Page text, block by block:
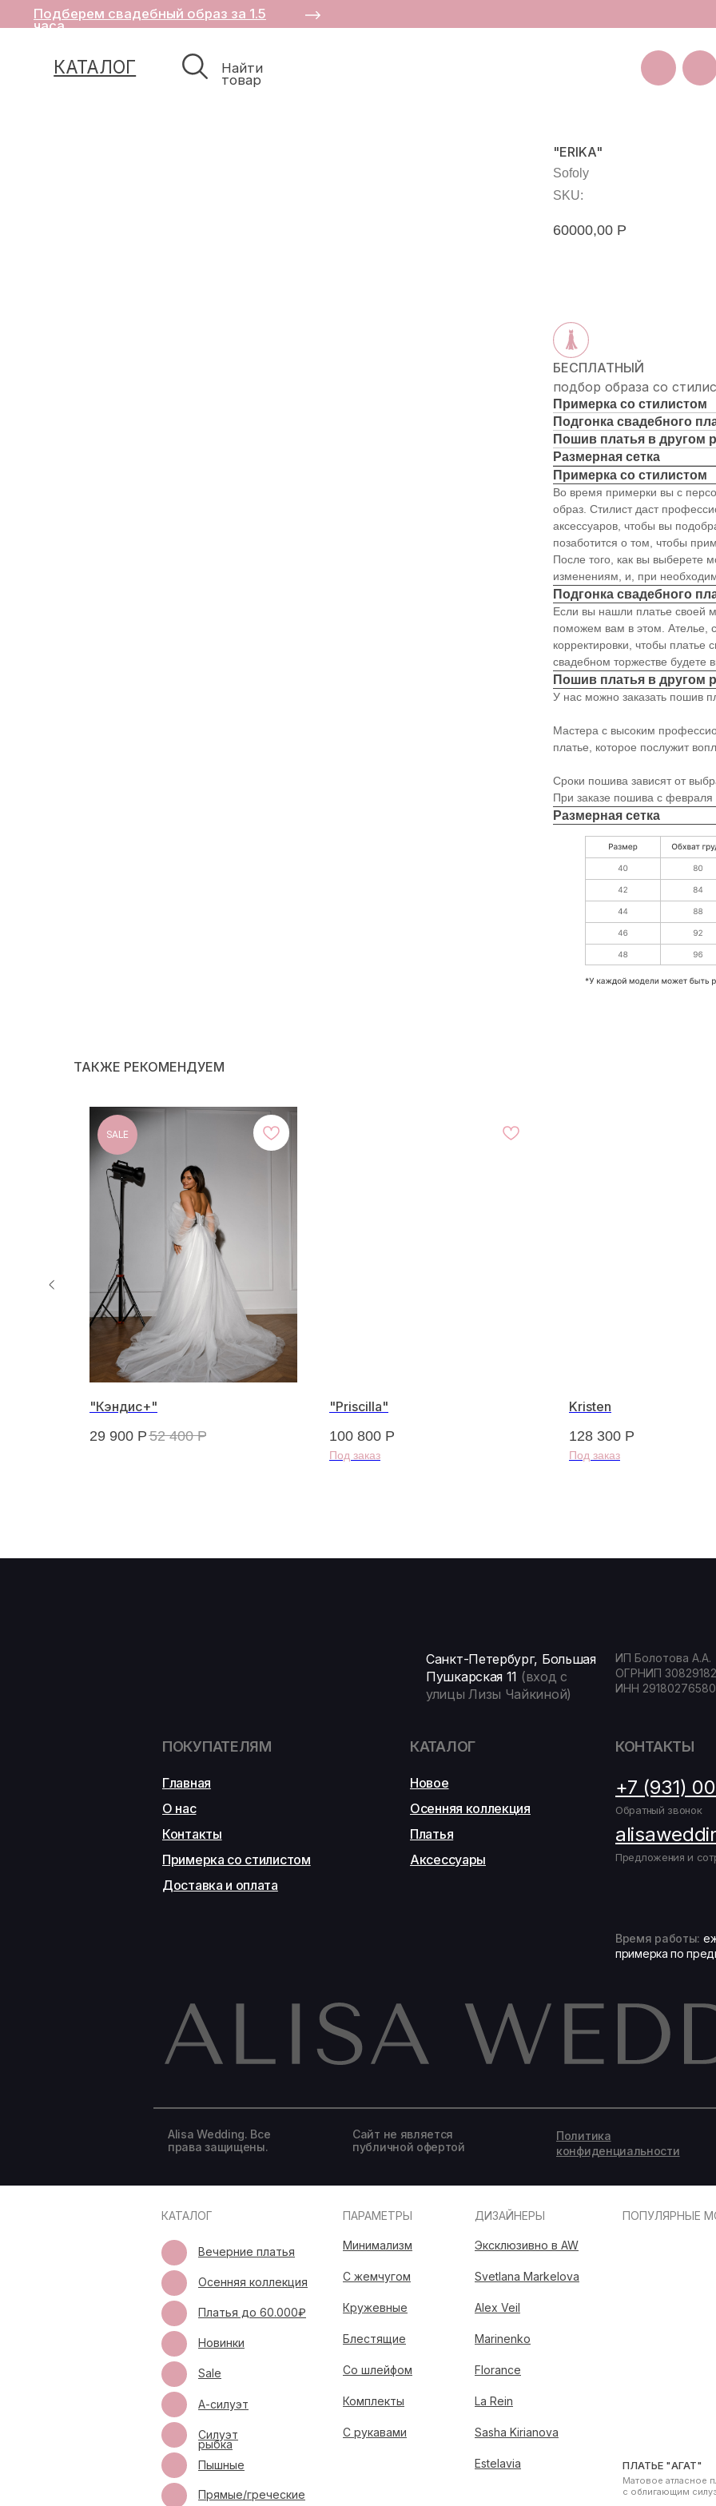
товар
Большая Пушкарская 11
Подберем свадебный образ за 1.5
часа
"ERIKA"
Sofoly
SKU:
60000,00 Р
БЕСПЛАТНЫЙ
подбор образа со
Примерка со стилистом
Подгонка свадебного
Пошив платья в другом
Размерная сетка
Примерка со стилистом
Во время примерки вы с
образ. Стилист даст
аксессуаров, чтобы вы
позаботится о том, чтобы
После того, как вы выберете
изменениям, и, при
Подгонка свадебного
Если вы нашли платье своей
поможем вам в этом. Ателье,
корректировки, чтобы
свадебном торжестве будете
Пошив платья в другом
У нас можно заказать пошив
Мастера с высоким
платье, которое послужит
Сроки пошива зависят от
При заказе пошива с февраля
Размерная сетка
ТАКЖЕ РЕКОМЕНДУЕМ
SALE
"Кэндис+"
29 900 Р 52 400 Р
"Priscilla"
100 800 Р
Kristen
128 300 Р
Alisa Wedding. Все
права защищены.
Сайт не является
публичной офертой
Политика
конфиденциальности
Новое
КОНТАКТЫ
Осенняя коллекция
+7 (931)
Платья
Предложения и
Аксессуары
Обратный звонок
Время работы:
примерка по
КАТАЛОГ
ИП Болотова А.А.
ОГРНИП
ИНН
Главная
О нас
Контакты
Примерка со стилистом
Доставка и оплата
ПОКУПАТЕЛЯМ
Санкт-Петербург, Большая
Пушкарская 11 (вход с
улицы Лизы Чайкиной)
КАТАЛОГ
ПЛАТЬЕ "АГАТ"
Матовое атласное
с облигающим
ПОПУЛЯРНЫЕ
Минимализм
С жемчугом
Кружевные
Блестящие
Со шлейфом
Комплекты
С рукавами
ПАРАМЕТРЫ ДИЗАЙНЕРЫ
Эксклюзивно в AW
Svetlana Markelova
Alex Veil
Marinenko
Florance
La Rein
Sasha Kirianova
Estelavia
Осенняя коллекция
Вечерние платья
Силуэт
рыбка
Новинки
Платья до 60.000₽
А-силуэт
Пышные
Прямые/греческие
Sale